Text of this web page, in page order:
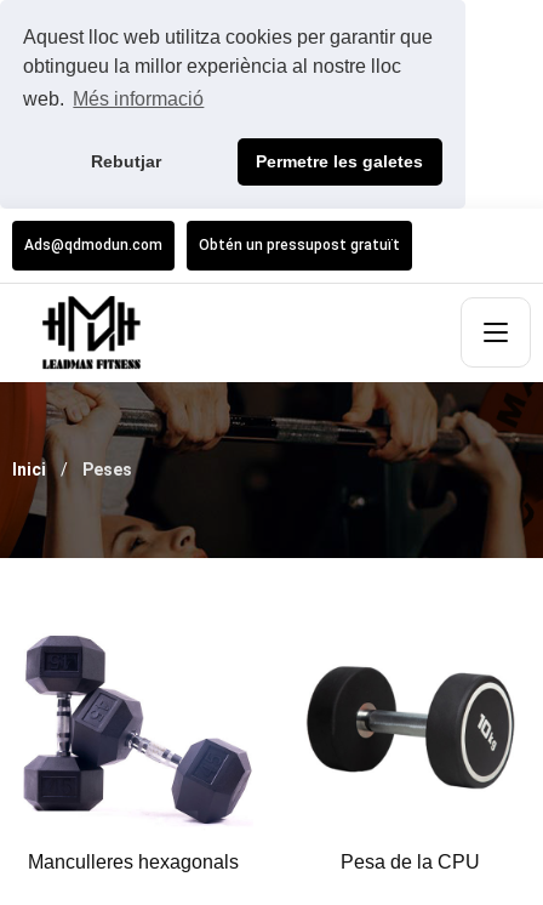
Aquest lloc web utilitza cookies per garantir que
obtingueu la millor experiència al nostre lloc
web. Més informació
Rebutjar Permetre les galetes
Ads@qdmodun.com Obtén un pressupost gratuït
Inici Peses
Manculleres hexagonals Pesa de la CPU